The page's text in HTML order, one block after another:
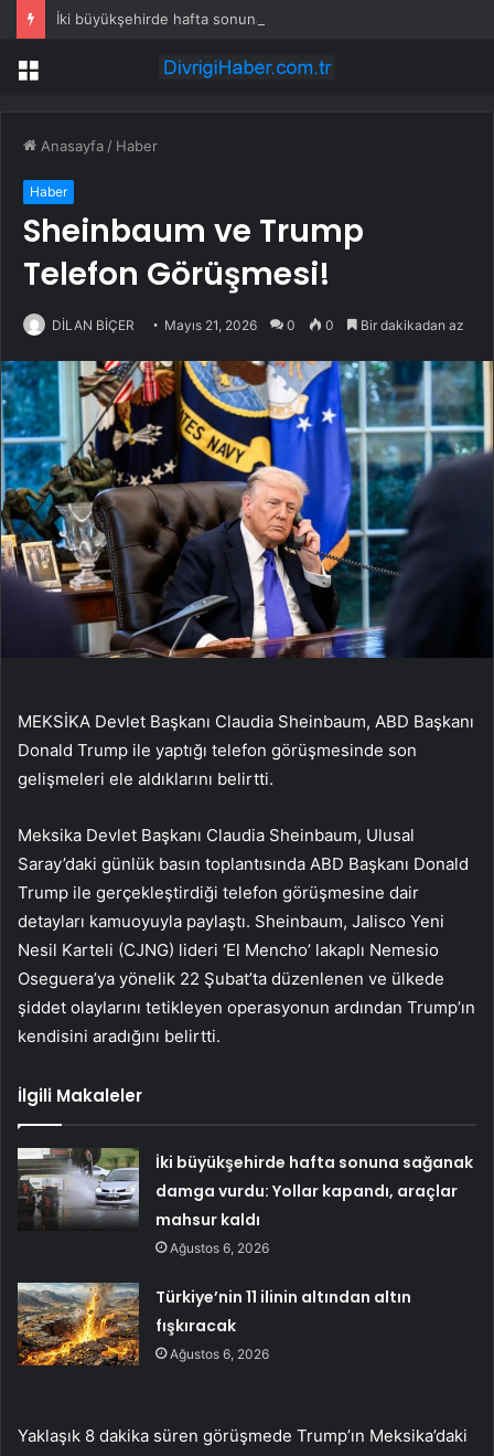
Menü
Anasayfa / Haber
Haber
Sheinbaum ve Trump
Telefon Görüşmesi!
DİLAN BİÇER Mayıs 21, 2026 0 0 Bir dakikadan az
MEKSİKA Devlet Başkanı Claudia Sheinbaum, ABD Başkanı
Donald Trump ile yaptığı telefon görüşmesinde son
gelişmeleri ele aldıklarını belirtti.
Meksika Devlet Başkanı Claudia Sheinbaum, Ulusal
Saray’daki günlük basın toplantısında ABD Başkanı Donald
Trump ile gerçekleştirdiği telefon görüşmesine dair
detayları kamuoyuyla paylaştı. Sheinbaum, Jalisco Yeni
Nesil Karteli (CJNG) lideri ‘El Mencho’ lakaplı Nemesio
Oseguera’ya yönelik 22 Şubat’ta düzenlenen ve ülkede
şiddet olaylarını tetikleyen operasyonun ardından Trump’ın
kendisini aradığını belirtti.
İlgili Makaleler
İki büyükşehirde hafta sonuna sağanak
damga vurdu: Yollar kapandı, araçlar
mahsur kaldı
Ağustos 6, 2026
Türkiye’nin 11 ilinin altından altın
fışkıracak
Ağustos 6, 2026
Yaklaşık 8 dakika süren görüşmede Trump’ın Meksika’daki